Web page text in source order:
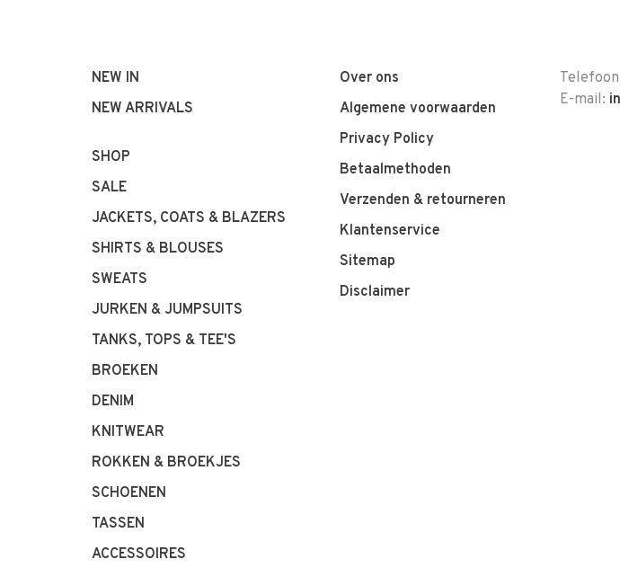
NEW IN
NEW ARRIVALS
SHOP
SALE
JACKETS, COATS & BLAZERS
SHIRTS & BLOUSES
SWEATS
JURKEN & JUMPSUITS
TANKS, TOPS & TEE'S
BROEKEN
DENIM
KNITWEAR
ROKKEN & BROEKJES
SCHOENEN
TASSEN
ACCESSOIRES
Over ons
Algemene voorwaarden
Privacy Policy
Betaalmethoden
Verzenden & retourneren
Klantenservice
Sitemap
Disclaimer
E-mail: